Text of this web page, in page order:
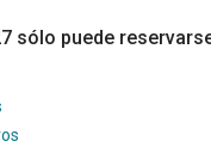
sólo puede